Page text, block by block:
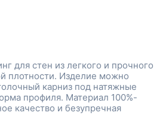
для стен из легкого и прочного
плотности. Изделие можно
карниз под натяжные
профиля. Материал 100%-
качество и безупречная